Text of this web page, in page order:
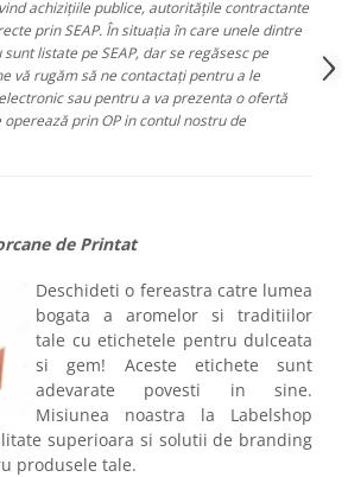
achizițiile publice, autoritățile contractante
prin SEAP. În situația în care unele dintre
listate pe SEAP, dar se regăsesc pe
vă rugăm să ne contactați pentru a le
sau pentru a va prezenta o ofertă
prin OP in contul nostru de
de Printat
Deschideti o fereastra catre lumea
bogata a aromelor si traditiilor
tale cu etichetele pentru dulceata
si gem! Aceste etichete sunt
adevarate povesti in sine.
Misiunea noastra la Labelshop
superioara si solutii de branding
produsele tale.